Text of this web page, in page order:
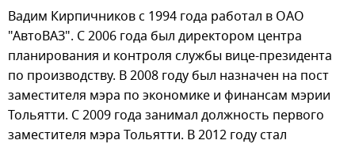
Вадим Кирпичников с 1994 года работал в ОАО
"АвтоВАЗ". С 2006 года был директором центра
планирования и контроля службы вице-президента
по производству. В 2008 году был назначен на пост
заместителя мэра по экономике и финансам мэрии
Тольятти. С 2009 года занимал должность первого
заместителя мэра Тольятти. В 2012 году стал